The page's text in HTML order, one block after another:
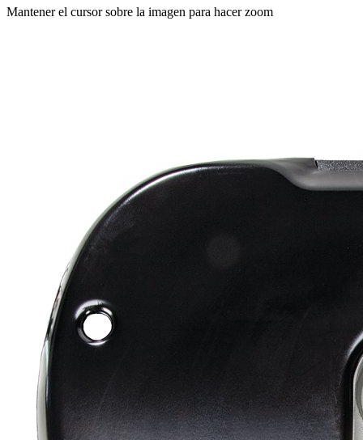
Mantener el cursor sobre la imagen para hacer zoom